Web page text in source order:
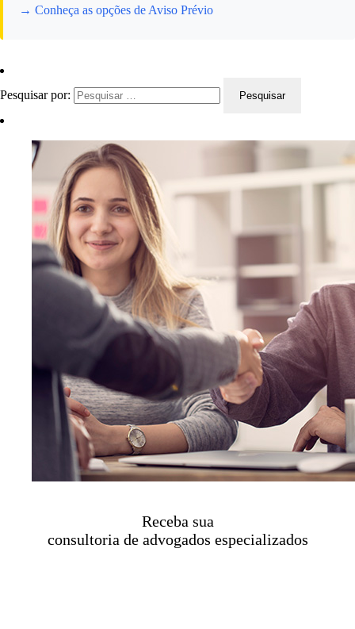
→ Conheça as opções de Aviso Prévio
Pesquisar por:
Receba sua
consultoria de advogados especializados